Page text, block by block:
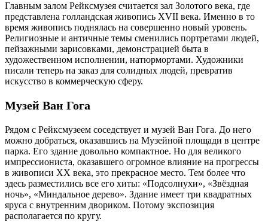
Главным залом Рейксмузея считается зал Золотого века, где
представлена голландская живопись XVII века. Именно в то
время живопись поднялась на совершенно новый уровень.
Религиозные и античные темы сменились портретами людей,
пейзажными зарисовками, демонстрацией быта в
художественном исполнении, натюрмортами. Художники
писали теперь на заказ для солидных людей, превратив
искусство в коммерческую сферу.
Музей Ван Гога
Рядом с Рейксмузеем соседствует и музей Ван Гога. До него
можно добраться, оказавшись на Музейной площади в центре
парка. Его здание довольно компактное. Но для великого
импрессиониста, оказавшего огромное влияние на прогрессы
в живописи XX века, это прекрасное место. Тем более что
здесь разместились все его хиты: «Подсолнухи», «Звёздная
ночь», «Миндальное дерево». Здание имеет три квадратных
яруса с внутренним двориком. Потому экспозиция
располагается по кругу.